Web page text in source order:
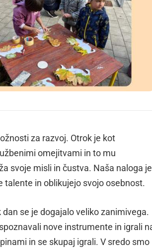
za razvoj. Otrok je kot
omejitvami in to mu
svoje misli in čustva. Naša naloga
talente in oblikujejo svojo osebnost.
se je dogajalo veliko zanimivega.
nove instrumente in igrali
in se skupaj igrali. V sredo smo